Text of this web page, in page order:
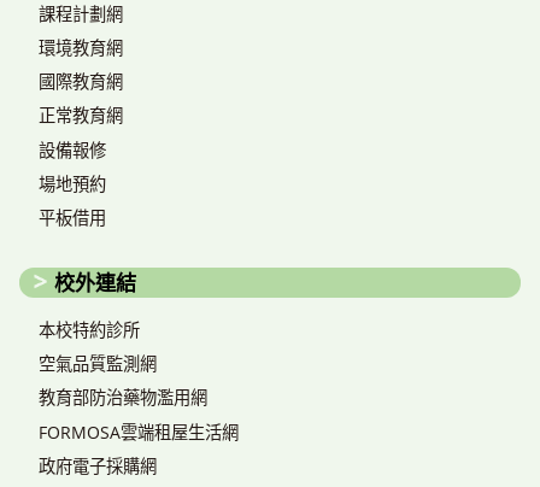
課程計劃網
環境教育網
國際教育網
正常教育網
設備報修
場地預約
平板借用
校外連結
本校特約診所
空氣品質監測網
教育部防治藥物濫用網
FORMOSA雲端租屋生活網
政府電子採購網